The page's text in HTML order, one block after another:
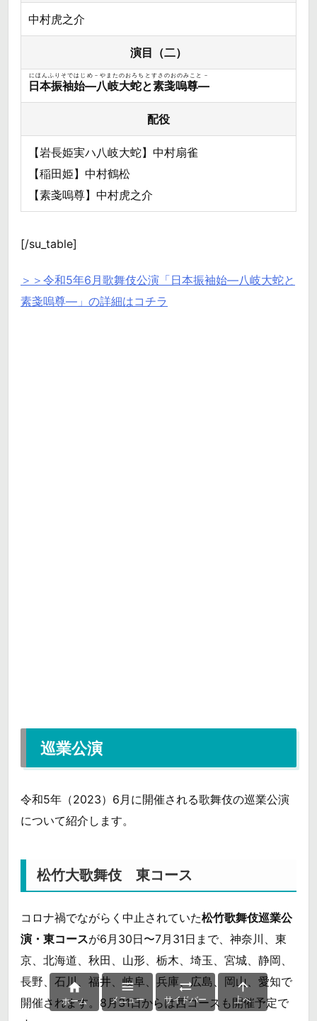
中村虎之介
演目（二）
日本振袖始―八岐大蛇と素戔嗚尊―
にほんふりそではじめ－やまたのおろちとすさのおのみこと－
配役
【岩長姫実ハ八岐大蛇】中村扇雀
【稲田姫】中村鶴松
【素戔嗚尊】中村虎之介
[/su_table]
＞＞令和5年6月歌舞伎公演「日本振袖始―八岐大蛇と
素戔嗚尊―」の詳細はコチラ
巡業公演
令和5年（2023）6月に開催される歌舞伎の巡業公演
について紹介します。
松竹大歌舞伎 東コース
コロナ禍でながらく中止されていた松竹歌舞伎巡業公
演・東コースが6月30日〜7月31日まで、神奈川、東
京、北海道、秋田、山形、栃木、埼玉、宮城、静岡、
長野、石川、福井、岐阜、兵庫、広島、岡山、愛知で
開催されます。8月31日からは西コースも開催予定で

ホーム

メニュー

サイドバー

上へ